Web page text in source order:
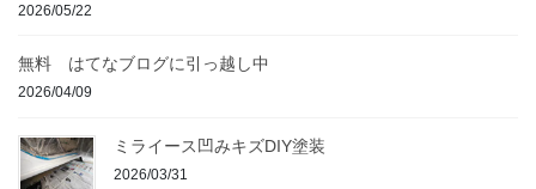
2026/05/22
無料 はてなブログに引っ越し中
2026/04/09
ミライース凹みキズDIY塗装
2026/03/31